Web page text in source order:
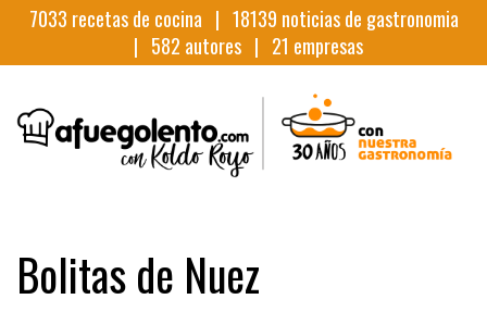
7033 recetas de cocina | 18139 noticias de gastronomia
| 582 autores | 21 empresas
Bolitas de Nuez